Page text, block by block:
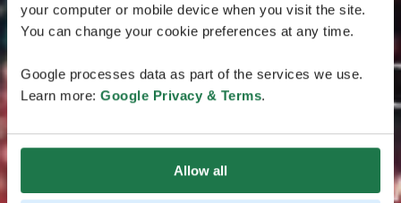
your computer or mobile device when you visit the site.
You can change your cookie preferences at any time.
Google processes data as part of the services we use.
Learn more: Google Privacy & Terms.
Allow all